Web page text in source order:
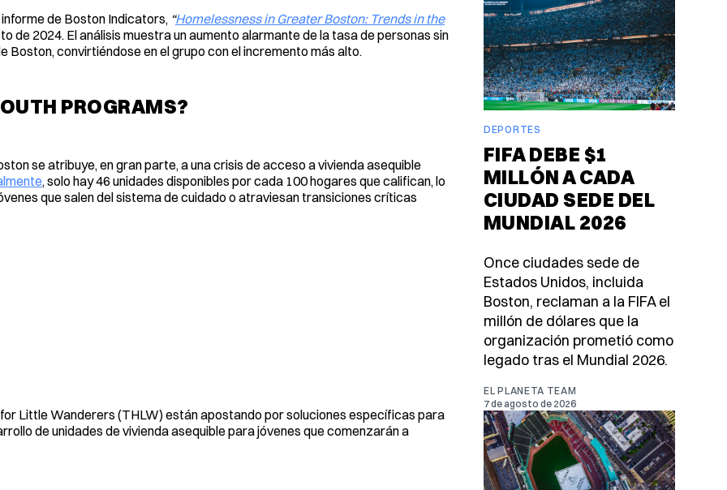
de Boston Indicators, “Homelessness in Greater Boston: Trends in the
de 2024. El análisis muestra un aumento alarmante de la tasa de personas sin
Boston, convirtiéndose en el grupo con el incremento más alto.
PROGRAMS?
se atribuye, en gran parte, a una crisis de acceso a vivienda asequible
, solo hay 46 unidades disponibles por cada 100 hogares que califican, lo
que salen del sistema de cuidado o atraviesan transiciones críticas
Little Wanderers (THLW) están apostando por soluciones específicas para
de unidades de vivienda asequible para jóvenes que comenzarán a
DEPORTES
FIFA DEBE $1
MILLÓN A CADA
CIUDAD SEDE DEL
MUNDIAL 2026
Once ciudades sede de
Estados Unidos, incluida
Boston, reclaman a la FIFA el
millón de dólares que la
organización prometió como
legado tras el Mundial 2026.
EL PLANETA TEAM
7 de agosto de 2026